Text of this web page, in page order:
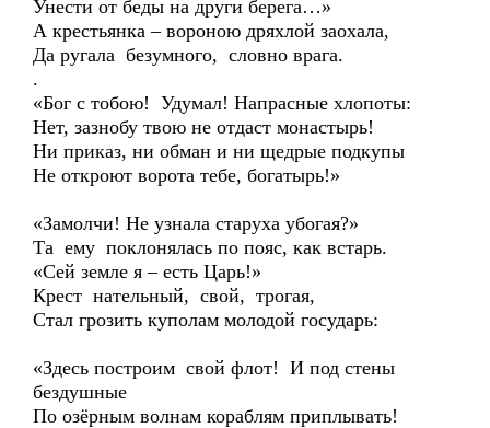
Унести от беды на други берега…»
А крестьянка – вороною дряхлой заохала,
Да ругала безумного, словно врага.
.
«Бог с тобою! Удумал! Напрасные хлопоты:
Нет, зазнобу твою не отдаст монастырь!
Ни приказ, ни обман и ни щедрые подкупы
Не откроют ворота тебе, богатырь!»
«Замолчи! Не узнала старуха убогая?»
Та ему поклонялась по пояс, как встарь.
«Сей земле я – есть Царь!»
Крест нательный, свой, трогая,
Стал грозить куполам молодой государь:
«Здесь построим свой флот! И под стены
бездушные
По озёрным волнам кораблям приплывать!